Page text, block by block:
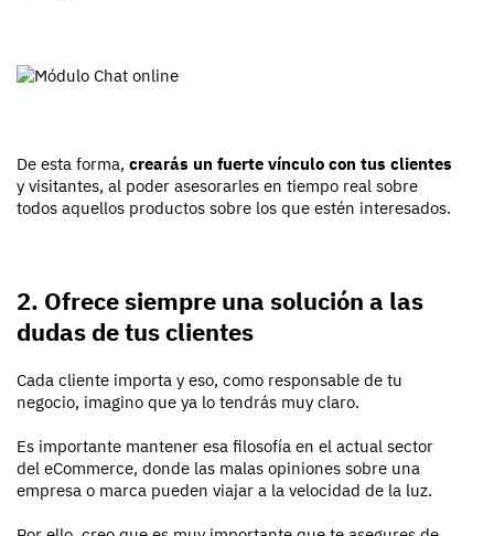
De esta forma, crearás un fuerte vínculo con tus clientes
y visitantes, al poder asesorarles en tiempo real sobre
todos aquellos productos sobre los que estén interesados.
2. Ofrece siempre una solución a las
dudas de tus clientes
Cada cliente importa y eso, como responsable de tu
negocio, imagino que ya lo tendrás muy claro.
Es importante mantener esa filosofía en el actual sector
del eCommerce, donde las malas opiniones sobre una
empresa o marca pueden viajar a la velocidad de la luz.